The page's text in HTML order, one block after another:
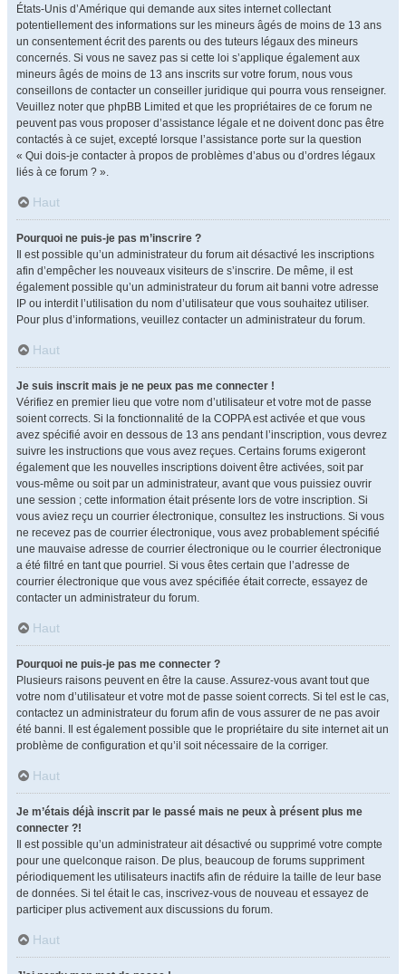
États-Unis d’Amérique qui demande aux sites internet collectant
potentiellement des informations sur les mineurs âgés de moins de 13 ans
un consentement écrit des parents ou des tuteurs légaux des mineurs
concernés. Si vous ne savez pas si cette loi s’applique également aux
mineurs âgés de moins de 13 ans inscrits sur votre forum, nous vous
conseillons de contacter un conseiller juridique qui pourra vous renseigner.
Veuillez noter que phpBB Limited et que les propriétaires de ce forum ne
peuvent pas vous proposer d’assistance légale et ne doivent donc pas être
contactés à ce sujet, excepté lorsque l’assistance porte sur la question
« Qui dois-je contacter à propos de problèmes d’abus ou d’ordres légaux
liés à ce forum ? ».
Haut
Pourquoi ne puis-je pas m’inscrire ?
Il est possible qu’un administrateur du forum ait désactivé les inscriptions
afin d’empêcher les nouveaux visiteurs de s’inscrire. De même, il est
également possible qu’un administrateur du forum ait banni votre adresse
IP ou interdit l’utilisation du nom d’utilisateur que vous souhaitez utiliser.
Pour plus d’informations, veuillez contacter un administrateur du forum.
Haut
Je suis inscrit mais je ne peux pas me connecter !
Vérifiez en premier lieu que votre nom d’utilisateur et votre mot de passe
soient corrects. Si la fonctionnalité de la COPPA est activée et que vous
avez spécifié avoir en dessous de 13 ans pendant l’inscription, vous devrez
suivre les instructions que vous avez reçues. Certains forums exigeront
également que les nouvelles inscriptions doivent être activées, soit par
vous-même ou soit par un administrateur, avant que vous puissiez ouvrir
une session ; cette information était présente lors de votre inscription. Si
vous aviez reçu un courrier électronique, consultez les instructions. Si vous
ne recevez pas de courrier électronique, vous avez probablement spécifié
une mauvaise adresse de courrier électronique ou le courrier électronique
a été filtré en tant que pourriel. Si vous êtes certain que l’adresse de
courrier électronique que vous avez spécifiée était correcte, essayez de
contacter un administrateur du forum.
Haut
Pourquoi ne puis-je pas me connecter ?
Plusieurs raisons peuvent en être la cause. Assurez-vous avant tout que
votre nom d’utilisateur et votre mot de passe soient corrects. Si tel est le cas,
contactez un administrateur du forum afin de vous assurer de ne pas avoir
été banni. Il est également possible que le propriétaire du site internet ait un
problème de configuration et qu’il soit nécessaire de la corriger.
Haut
Je m’étais déjà inscrit par le passé mais ne peux à présent plus me
connecter ?!
Il est possible qu’un administrateur ait désactivé ou supprimé votre compte
pour une quelconque raison. De plus, beaucoup de forums suppriment
périodiquement les utilisateurs inactifs afin de réduire la taille de leur base
de données. Si tel était le cas, inscrivez-vous de nouveau et essayez de
participer plus activement aux discussions du forum.
Haut